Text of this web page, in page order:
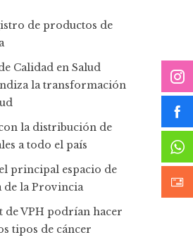
de productos de
Calidad en Salud
la transformación
la distribución de
a todo el país
principal espacio de
de la Provincia
de VPH podrían hacer
tipos de cáncer